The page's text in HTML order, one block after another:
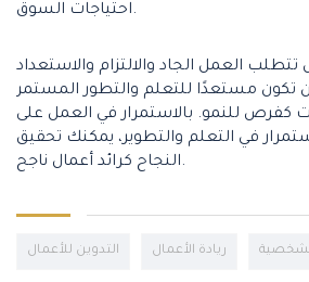
احتياجات السوق.
تتطلب العمل الجاد والالتزام والاستعداد
تكون مستعدًا للتعلم والتطور المستمر
كفرص للنمو. بالاستمرار في العمل على
في التعلم والتطوير، يمكنك تحقيق
النجاح كرائد أعمال ناجح.
التدوين للأعمال ريادة الأعمال